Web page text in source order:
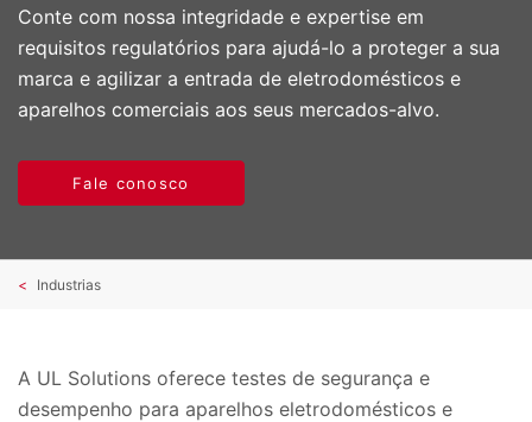
Conte com nossa integridade e expertise em
requisitos regulatórios para ajudá-lo a proteger a sua
marca e agilizar a entrada de eletrodomésticos e
aparelhos comerciais aos seus mercados-alvo.
Fale conosco
Industrias
A UL Solutions oferece testes de segurança e
desempenho para aparelhos eletrodomésticos e